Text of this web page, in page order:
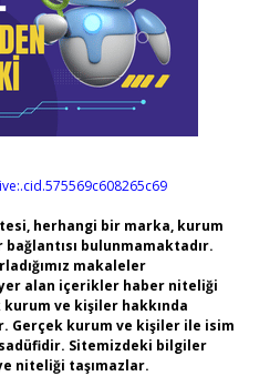
herhangi bir marka, kurum
bulunmamaktadır.
makaleler
alan içerikler haber niteliği
ve kişiler hakkında
Gerçek kurum ve kişiler ile isim
Sitemizdeki bilgiler
niteliği taşımazlar.